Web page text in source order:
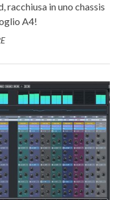
racchiusa in uno chassis
A4!